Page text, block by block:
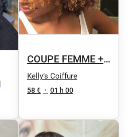
COUPE FEMME +
COLORATION
Kelly’s Coiffure
58 € • 01 h 00